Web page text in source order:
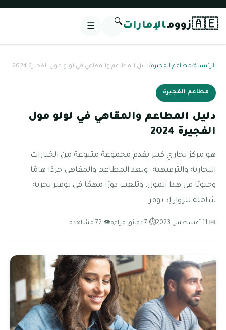
🇦🇪زوومالإمارات🔍
☰
الرئيسية/مطاعم الفجيرة/دليل المطاعم والمقاهي في لولو مول الفجيرة 2024
مطاعم الفجيرة
دليل المطاعم والمقاهي في لولو مول
الفجيرة 2024
هو مركز تجاري كبير يقدم مجموعة متنوعة من الخيارات
التجارية والترفيهية. وتعد المطاعم والمقاهي جزءًا هامًا
وحيويًا في هذا المول، وتلعب دورًا مهمًا في توفير تجربة
شاملة للزوار إذ توفر
📅 11 أغسطس 2023 ⏱ 7 دقائق قراءة 👁 72 مشاهدة